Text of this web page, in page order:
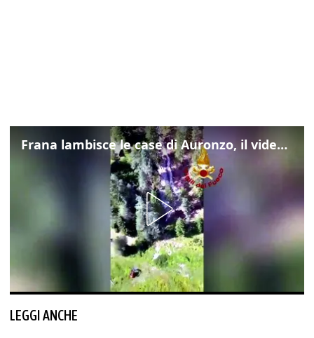
Frana lambisce le case di Auronzo, il video dall'elicottero dei vigili del fuoco
LEGGI ANCHE